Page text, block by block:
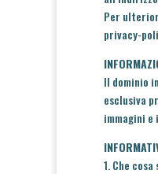
Per
privacy-
Il dominio
esclusiva
immagini
1. Che